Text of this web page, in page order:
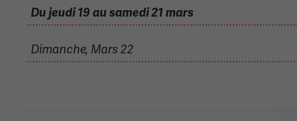
Du jeudi 19 au samedi 21 mars
Dimanche, Mars 22